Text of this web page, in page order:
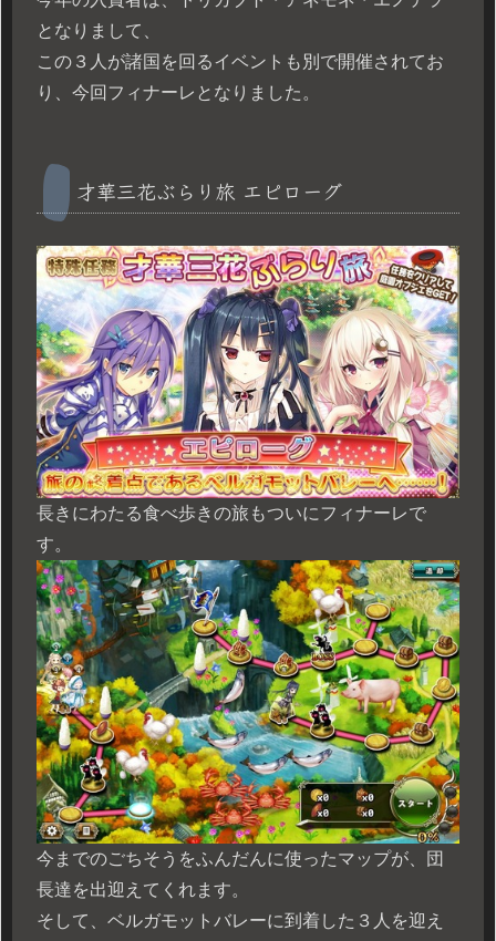
となりまして、
この３人が諸国を回るイベントも別で開催されてお
り、今回フィナーレとなりました。
才華三花ぶらり旅 エピローグ
長きにわたる食べ歩きの旅もついにフィナーレで
す。
今までのごちそうをふんだんに使ったマップが、団
長達を出迎えてくれます。
そして、ベルガモットバレーに到着した３人を迎え